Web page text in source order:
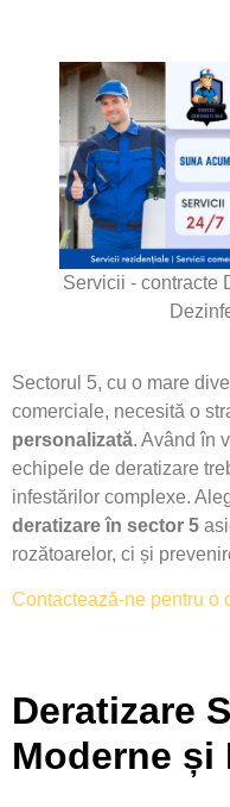
Servicii - contracte
Sectorul 5, cu o mare
comerciale, necesită o
personalizată. Având în
echipele de deratizare
infestărilor complexe.
deratizare în sector 5
rozătoarelor, ci și
Contactează-ne pentru o
Deratizare
Moderne și